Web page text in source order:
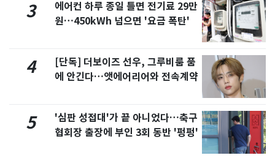
3
에어컨 하루 종일 틀면 전기료 29만
원…450kWh 넘으면 '요금 폭탄'
4
[단독] 더보이즈 선우, 그루비룸 품
에 안긴다…앳에어리어와 전속계약
5
'심판 성접대'가 끝 아니었다…축구
협회장 출장에 부인 3회 동반 '펑펑'